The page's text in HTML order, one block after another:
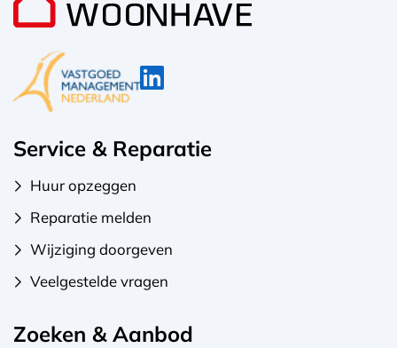
Service & Reparatie
Huur opzeggen
Reparatie melden
Wijziging doorgeven
Veelgestelde vragen
Zoeken & Aanbod